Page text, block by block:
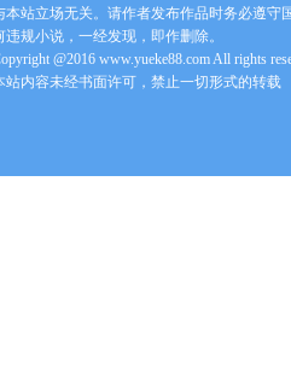
本站立场无关。请作者发布作品时务必遵守
违规小说，一经发现，即作删除。
@2016 www.yueke88.com All rights
站内容未经书面许可，禁止一切形式的转载